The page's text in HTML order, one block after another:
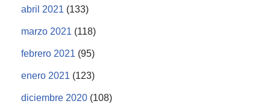
abril 2021 (133)
marzo 2021 (118)
febrero 2021 (95)
enero 2021 (123)
diciembre 2020 (108)